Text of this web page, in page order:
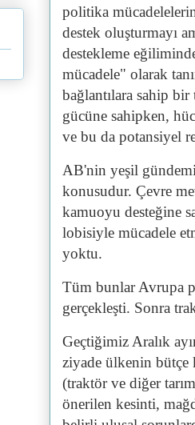
politika
destek oluşturmayı
destekleme
mücadele" olarak
bağlantılara sahip
gücüne sahipken,
ve bu da potansiyel
AB'nin yeşil
konusudur. Çevre
kamuoyu desteğine
lobisiyle mücadele
yoktu.
Tüm bunlar Avrupa
gerçekleşti. Sonra
Geçtiğimiz Aralık
ziyade ülkenin
(traktör ve diğer
önerilen kesinti,